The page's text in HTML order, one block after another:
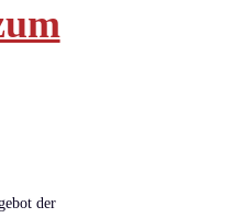
der